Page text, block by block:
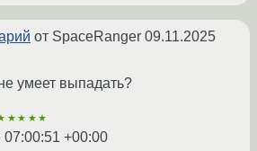
от SpaceRanger 09.11.2025
умеет выпадать?
07:00:51 +00:00